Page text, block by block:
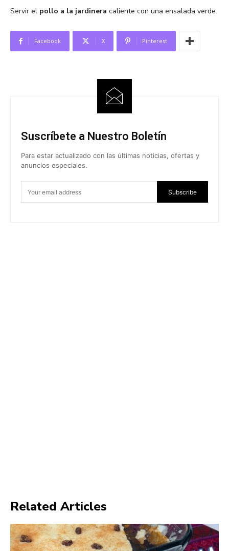
Servir el pollo a la jardinera caliente con una ensalada verde.
Facebook X Pinterest
Suscríbete a Nuestro Boletín
Para estar actualizado con las últimas noticias, ofertas y
anuncios especiales.
Subscribe
Related Articles